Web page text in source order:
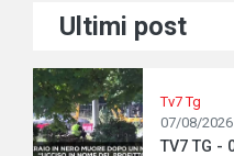
Ultimi post
Tv7 Tg
07/08/2026
TV7 TG -